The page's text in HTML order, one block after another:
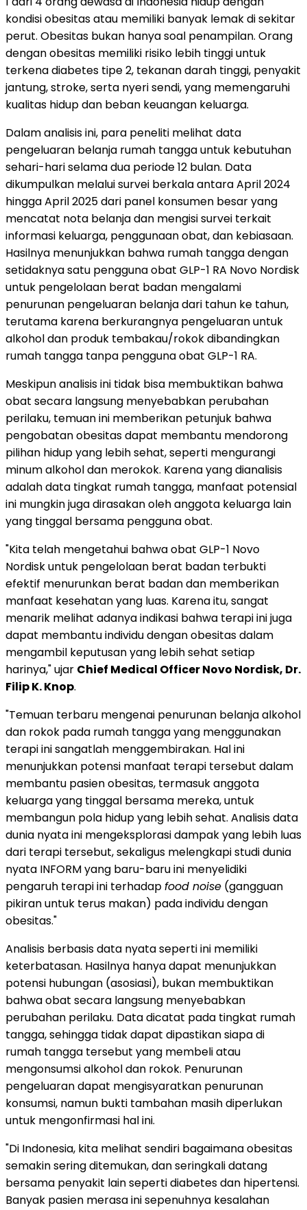
kondisi obesitas atau memiliki banyak lemak di sekitar
perut. Obesitas bukan hanya soal penampilan. Orang
dengan obesitas memiliki risiko lebih tinggi untuk
terkena diabetes tipe 2, tekanan darah tinggi, penyakit
jantung, stroke, serta nyeri sendi, yang memengaruhi
kualitas hidup dan beban keuangan keluarga.
Dalam analisis ini, para peneliti melihat data
pengeluaran belanja rumah tangga untuk kebutuhan
sehari-hari selama dua periode 12 bulan. Data
dikumpulkan melalui survei berkala antara April 2024
hingga April 2025 dari panel konsumen besar yang
mencatat nota belanja dan mengisi survei terkait
informasi keluarga, penggunaan obat, dan kebiasaan.
Hasilnya menunjukkan bahwa rumah tangga dengan
setidaknya satu pengguna obat GLP-1 RA Novo Nordisk
untuk pengelolaan berat badan mengalami
penurunan pengeluaran belanja dari tahun ke tahun,
terutama karena berkurangnya pengeluaran untuk
alkohol dan produk tembakau/rokok dibandingkan
rumah tangga tanpa pengguna obat GLP-1 RA.
Meskipun analisis ini tidak bisa membuktikan bahwa
obat secara langsung menyebabkan perubahan
perilaku, temuan ini memberikan petunjuk bahwa
pengobatan obesitas dapat membantu mendorong
pilihan hidup yang lebih sehat, seperti mengurangi
minum alkohol dan merokok. Karena yang dianalisis
adalah data tingkat rumah tangga, manfaat potensial
ini mungkin juga dirasakan oleh anggota keluarga lain
yang tinggal bersama pengguna obat.
"Kita telah mengetahui bahwa obat GLP-1 Novo
Nordisk untuk pengelolaan berat badan terbukti
efektif menurunkan berat badan dan memberikan
manfaat kesehatan yang luas. Karena itu, sangat
menarik melihat adanya indikasi bahwa terapi ini juga
dapat membantu individu dengan obesitas dalam
mengambil keputusan yang lebih sehat setiap
harinya," ujar Chief Medical Officer Novo Nordisk, Dr.
Filip K. Knop.
"Temuan terbaru mengenai penurunan belanja alkohol
dan rokok pada rumah tangga yang menggunakan
terapi ini sangatlah menggembirakan. Hal ini
menunjukkan potensi manfaat terapi tersebut dalam
membantu pasien obesitas, termasuk anggota
keluarga yang tinggal bersama mereka, untuk
membangun pola hidup yang lebih sehat. Analisis data
dunia nyata ini mengeksplorasi dampak yang lebih luas
dari terapi tersebut, sekaligus melengkapi studi dunia
nyata INFORM yang baru-baru ini menyelidiki
pengaruh terapi ini terhadapfood noise (gangguan
pikiran untuk terus makan) pada individu dengan
obesitas."
Analisis berbasis data nyata seperti ini memiliki
keterbatasan. Hasilnya hanya dapat menunjukkan
potensi hubungan (asosiasi), bukan membuktikan
bahwa obat secara langsung menyebabkan
perubahan perilaku. Data dicatat pada tingkat rumah
tangga, sehingga tidak dapat dipastikan siapa di
rumah tangga tersebut yang membeli atau
mengonsumsi alkohol dan rokok. Penurunan
pengeluaran dapat mengisyaratkan penurunan
konsumsi, namun bukti tambahan masih diperlukan
untuk mengonfirmasi hal ini.
"Di Indonesia, kita melihat sendiri bagaimana obesitas
semakin sering ditemukan, dan seringkali datang
bersama penyakit lain seperti diabetes dan hipertensi.
Banyak pasien merasa ini sepenuhnya kesalahan